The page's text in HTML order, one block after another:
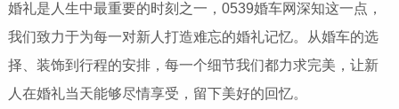
婚礼是人生中最重要的时刻之一，0539婚车网深知这一点，
我们致力于为每一对新人打造难忘的婚礼记忆。从婚车的选
择、装饰到行程的安排，每一个细节我们都力求完美，让新
人在婚礼当天能够尽情享受，留下美好的回忆。